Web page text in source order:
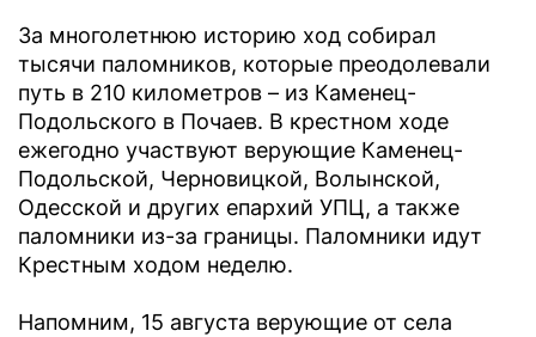
За многолетнюю историю ход собирал
тысячи паломников, которые преодолевали
путь в 210 километров – из Каменец-
Подольского в Почаев. В крестном ходе
ежегодно участвуют верующие Каменец-
Подольской, Черновицкой, Волынской,
Одесской и других епархий УПЦ, а также
паломники из-за границы. Паломники идут
Крестным ходом неделю.
Напомним, 15 августа верующие от села